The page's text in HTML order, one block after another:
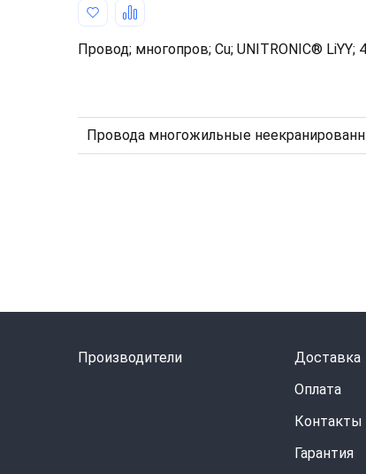
Провод; многопров; Cu; UNITRONIC®
Провода многожильные
Производители
Доставка
Оплата
Контакты
Гарантия